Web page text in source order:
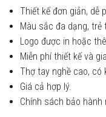
Thiết kế đơn giản, dễ
Màu sắc đa dạng,
Logo được in hoặc
Miễn phí thiết kế và
Thợ tay nghề cao, có
Giá cả hợp lý.
Chính sách bảo hành